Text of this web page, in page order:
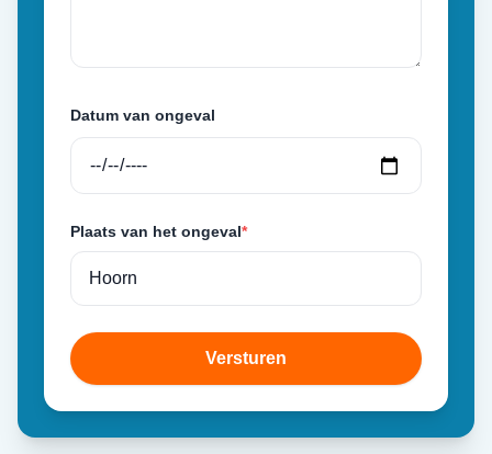
Datum van ongeval
Plaats van het ongeval*
Versturen